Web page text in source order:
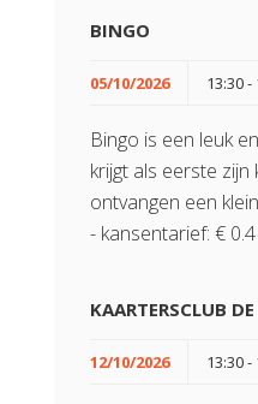
BINGO
05/10/2026 13:30 -
Bingo is een leuk
krijgt als eerste zijn
ontvangen een
- kansentarief: € 0.4
KAARTERSCLUB
12/10/2026 13:30 -